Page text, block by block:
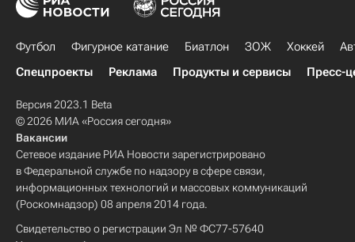
Футбол Фигурное катание Биатлон ЗОЖ Хоккей
Спецпроекты
Реклама Продукты и сервисы Пресс-
Версия 2023.1 Beta
© 2026 МИА «Россия сегодня»
Вакансии
Сетевое издание РИА Новости зарегистрировано
в Федеральной службе по надзору в сфере связи,
информационных технологий и массовых коммуникаций
(Роскомнадзор) 08 апреля 2014 года.
Свидетельство о регистрации Эл № ФС77-57640